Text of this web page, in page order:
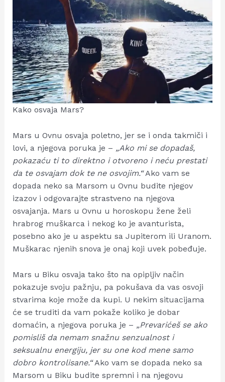
Kako osvaja Mars?
Mars u Ovnu osvaja poletno, jer se i onda takmiči i
lovi, a njegova poruka je – „Ako mi se dopadaš,
pokazaću ti to direktno i otvoreno i neću prestati
da te osvajam dok te ne osvojim.“Ako vam se
dopada neko sa Marsom u Ovnu budite njegov
izazov i odgovarajte strastveno na njegova
osvajanja. Mars u Ovnu u horoskopu žene želi
hrabrog muškarca i nekog ko je avanturista,
posebno ako je u aspektu sa Jupiterom ili Uranom.
Muškarac njenih snova je onaj koji uvek pobeđuje.
Mars u Biku osvaja tako što na opipljiv način
pokazuje svoju pažnju, pa pokušava da vas osvoji
stvarima koje može da kupi. U nekim situacijama
će se truditi da vam pokaže koliko je dobar
domaćin, a njegova poruka je – „Prevarićeš se ako
pomisliš da nemam snažnu senzualnost i
seksualnu energiju, jer su one kod mene samo
dobro kontrolisane.“Ako vam se dopada neko sa
Marsom u Biku budite spremni i na njegovu